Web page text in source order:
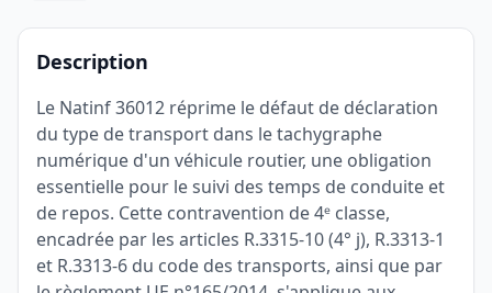
Description
Le Natinf 36012 réprime le défaut de déclaration
du type de transport dans le tachygraphe
numérique d'un véhicule routier, une obligation
essentielle pour le suivi des temps de conduite et
de repos. Cette contravention de 4ᵉ classe,
encadrée par les articles R.3315-10 (4° j), R.3313-1
et R.3313-6 du code des transports, ainsi que par